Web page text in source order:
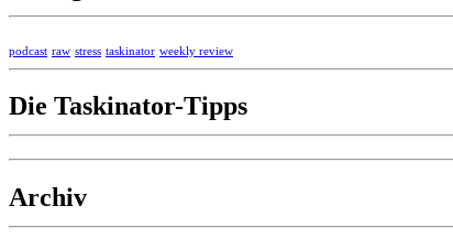
podcast raw stress taskinator weekly review
Die Taskinator-Tipps
Archiv